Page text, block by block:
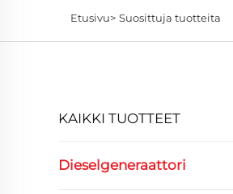
Etusivu> Suosittuja tuotteita
KAIKKI TUOTTEET
Dieselgeneraattori